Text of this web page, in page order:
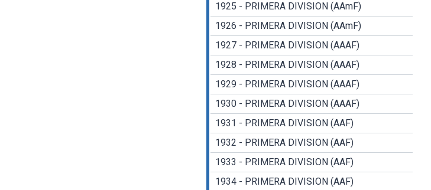
1925 - PRIMERA DIVISION (AAmF)
1926 - PRIMERA DIVISION (AAmF)
1927 - PRIMERA DIVISION (AAAF)
1928 - PRIMERA DIVISION (AAAF)
1929 - PRIMERA DIVISION (AAAF)
1930 - PRIMERA DIVISION (AAAF)
1931 - PRIMERA DIVISION (AAF)
1932 - PRIMERA DIVISION (AAF)
1933 - PRIMERA DIVISION (AAF)
1934 - PRIMERA DIVISION (AAF)